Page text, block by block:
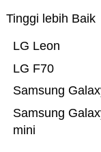
Tinggi lebih Baik
Samsung
mini
Samsung
LG F70
LG Leon